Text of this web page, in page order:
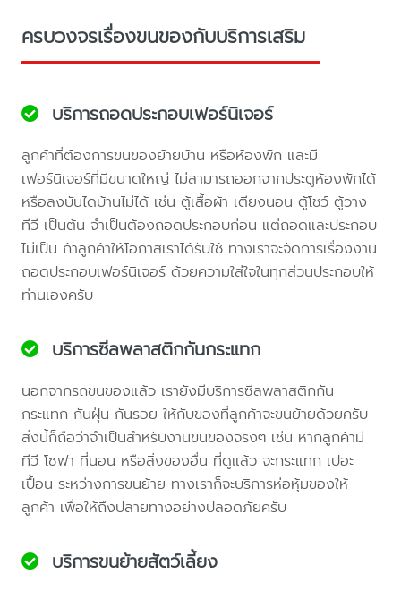
ครบวงจรเรื่องขนของกับบริการเสริม
บริการถอดประกอบเฟอร์นิเจอร์
ลูกค้าที่ต้องการขนของย้ายบ้าน หรือห้องพัก และมี
เฟอร์นิเจอร์ที่มีขนาดใหญ่ ไม่สามารถออกจากประตูห้องพักได้
หรือลงบันไดบ้านไม่ได้ เช่น ตู้เสื้อผ้า เตียงนอน ตู้โชว์ ตู้วาง
ทีวี เป็นต้น จำเป็นต้องถอดประกอบก่อน แต่ถอดและประกอบ
ไม่เป็น ถ้าลูกค้าให้โอกาสเราได้รับใช้ ทางเราจะจัดการเรื่องงาน
ถอดประกอบเฟอร์นิเจอร์ ด้วยความใส่ใจในทุกส่วนประกอบให้
ท่านเองครับ
บริการซีลพลาสติกกันกระแทก
นอกจากรถขนของแล้ว เรายังมีบริการซีลพลาสติกกัน
กระแทก กันฝุ่น กันรอย ให้กับของที่ลูกค้าจะขนย้ายด้วยครับ
สิ่งนี้ก็ถือว่าจำเป็นสำหรับงานขนของจริงๆ เช่น หากลูกค้ามี
ทีวี โซฟา ที่นอน หรือสิ่งของอื่น ที่ดูแล้ว จะกระแทก เปอะ
เปื้อน ระหว่างการขนย้าย ทางเราก็จะบริการห่อหุ้มของให้
ลูกค้า เพื่อให้ถึงปลายทางอย่างปลอดภัยครับ
บริการขนย้ายสัตว์เลี้ยง